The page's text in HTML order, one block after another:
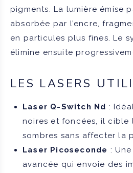
pigments. La lumière émise
absorbée par l’encre,
en particules plus fines. Le
élimine ensuite
LES LASERS
Laser Q-Switch Nd :
noires et foncées, il cible
sombres sans affecter la
Laser Picoseconde :
avancée qui envoie des